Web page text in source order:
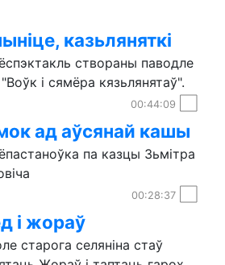
казьляняткі
створаны паводле
"Воўк і сямёра кязьлянятаў".
00:44:09
ад аўсянай кашы
па казцы Зьмітра
00:28:37
і жораў
старога селяніна стаў